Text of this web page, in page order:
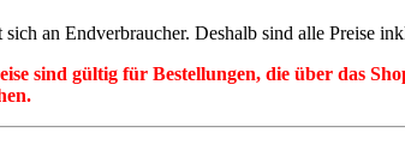
an Endverbraucher. Deshalb sind alle Preise
sind gültig für Bestellungen, die über das